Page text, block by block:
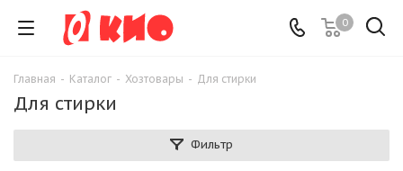
0
Главная - Каталог - Хозтовары - Для стирки
Для стирки
Фильтр